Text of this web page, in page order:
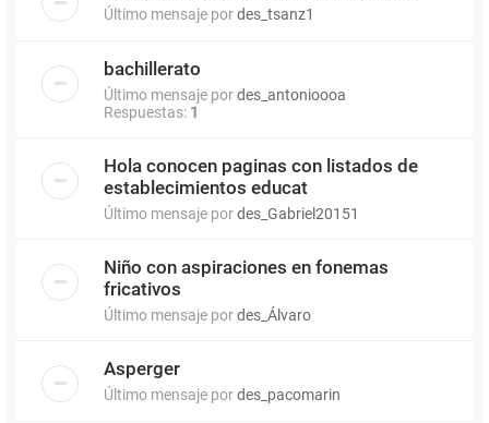
Último mensaje pordes_tsanz1
bachillerato
Último mensaje pordes_antonioooa
Respuestas: 1
Hola conocen paginas con listados de
establecimientos educat
Último mensaje pordes_Gabriel20151
Niño con aspiraciones en fonemas
fricativos
Último mensaje pordes_Álvaro
Asperger
Último mensaje pordes_pacomarin